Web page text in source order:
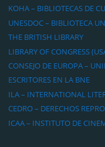
KOHA – BIBLIOTECAS DE
UNESDOC – BIBLIOTECA
THE BRITISH LIBRARY
LIBRARY OF CONGRESS
CONSEJO DE EUROPA –
ESCRITORES EN LA BNE
ILA – INTERNATIONAL
CEDRO – DERECHOS
ICAA – INSTITUTO DE